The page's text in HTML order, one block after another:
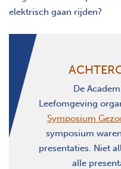
elektrisch gaan rijden?
De
Leefomgeving
Symposium
symposium
presentaties. Niet
alle